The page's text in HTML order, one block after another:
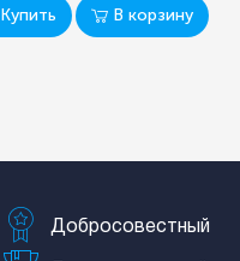
Купить В корзину
Добросовестный